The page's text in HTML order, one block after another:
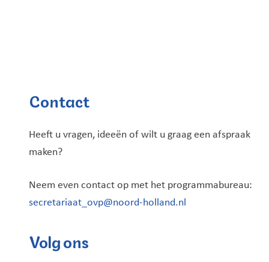
Contact
Heeft u vragen, ideeën of wilt u graag een afspraak
maken?
Neem even contact op met het programmabureau:
secretariaat_ovp@noord-holland.nl
Volg ons